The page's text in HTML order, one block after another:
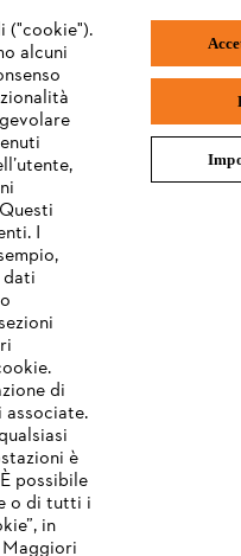
Il dott. Nikolas Stihl
("cookie").
alcuni
I
di
è
possibile
o di tutti i
in
Maggiori